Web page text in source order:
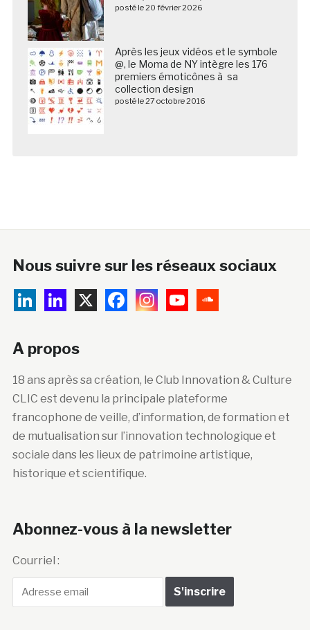
posté le 20 février 2026
Après les jeux vidéos et le symbole
@, le Moma de NY intègre les 176
premiers émoticônes à sa
collection design
posté le 27 octobre 2016
Nous suivre sur les réseaux sociaux
A propos
18 ans après sa création, le Club Innovation & Culture
CLIC est devenu la principale plateforme
francophone de veille, d’information, de formation et
de mutualisation sur l’innovation technologique et
sociale dans les lieux de patrimoine artistique,
historique et scientifique.
Abonnez-vous à la newsletter
Courriel :